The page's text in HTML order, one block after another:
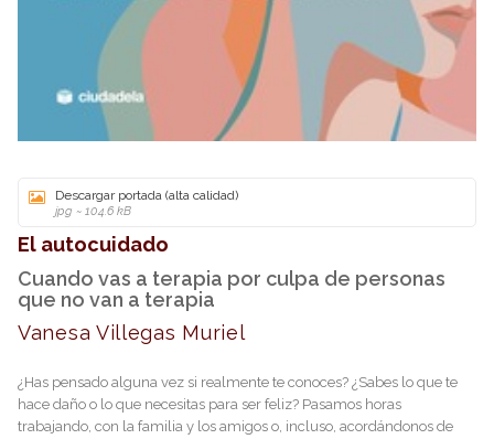
Descargar portada (alta calidad)
jpg ~ 104.6 kB
El autocuidado
Cuando vas a terapia por culpa de personas
que no van a terapia
Vanesa Villegas Muriel
¿Has pensado alguna vez si realmente te conoces? ¿Sabes lo que te
hace daño o lo que necesitas para ser feliz? Pasamos horas
trabajando, con la familia y los amigos o, incluso, acordándonos de